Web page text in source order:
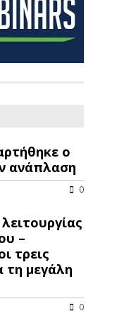
ο
ανάπλαση
0
–
τρεις
τη μεγάλη
0